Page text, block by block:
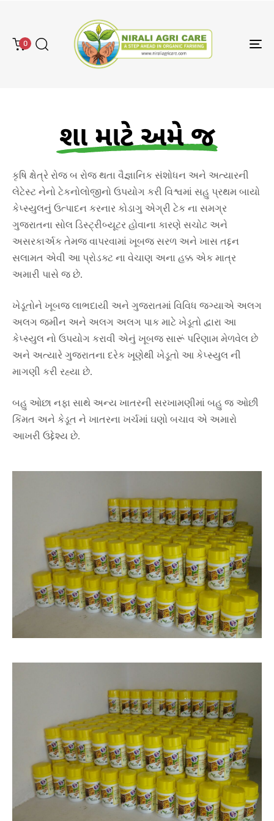
0
શા માટે અમે જ
કૃષિ ક્ષેત્રે રોજ બ રોજ થતા વૈજ્ઞાનિક સંશોધન અને અત્યારની
લેટેસ્ટ નેનો ટેકનોલોજીનો ઉપયોગ કરી વિશ્વમાં સહુ પ્રથમ બાયો
કેપ્સ્યુલનું ઉત્પાદન કરનાર કોડાગુ એગ્રી ટેક ના સમગ્ર
ગુજરાતના સોલ ડિસ્ટ્રીબ્યૂટર હોવાના કારણે સચોટ અને
અસરકાર્અક તેમજ વાપરવામાં ખૂબજ સરળ અને ખાસ તદ્દન
સલામત એવી આ પ્રોડક્ટ ના વેચાણ અના હક્ક એક માત્ર
અમારી પાસે જ છે.
ખેડૂતોને ખૂબજ લાભદાયી અને ગુજરાતમાં વિવિધ જગ્યાએ અલગ
અલગ જમીન અને અલગ અલગ પાક માટે ખેડૂતો દ્વારા આ
કેપ્સ્યુલ નો ઉપયોગ કરાવી એનું ખૂબજ સારૂં પરિણામ મેળવેલ છે
અને અત્યારે ગુજરાતના દરેક ખૂણેથી ખેડૂતો આ કેપ્સ્યુલ ની
માગણી કરી રહ્યા છે.
બહુ ઓછા નફા સાથે અન્ય ખાતરની સરખામણીમાં બહુ જ ઓછી
કિંમત અને કેડૂત ને ખાતરના ખર્ચમાં ઘણો બચાવ એ અમારો
આખરી ઉદ્દેશ્ય છે.